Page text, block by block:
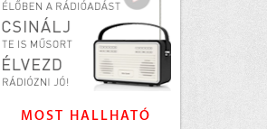
MOST HALLHATÓ